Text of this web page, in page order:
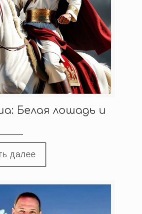
Белая лошадь и
далее